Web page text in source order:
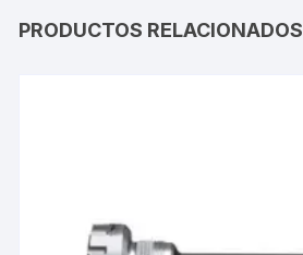
PRODUCTOS RELACIONADOS